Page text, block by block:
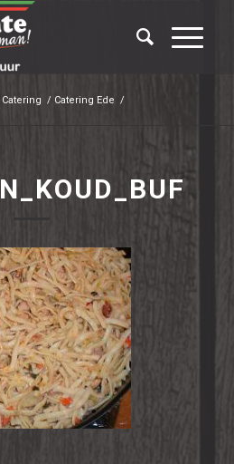
Catering / Catering Ede /